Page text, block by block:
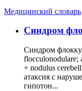
Медицинский словарь
Cиндром
Синдром
flocculonodulare;
+ nodulus
атаксия с
гипотон...